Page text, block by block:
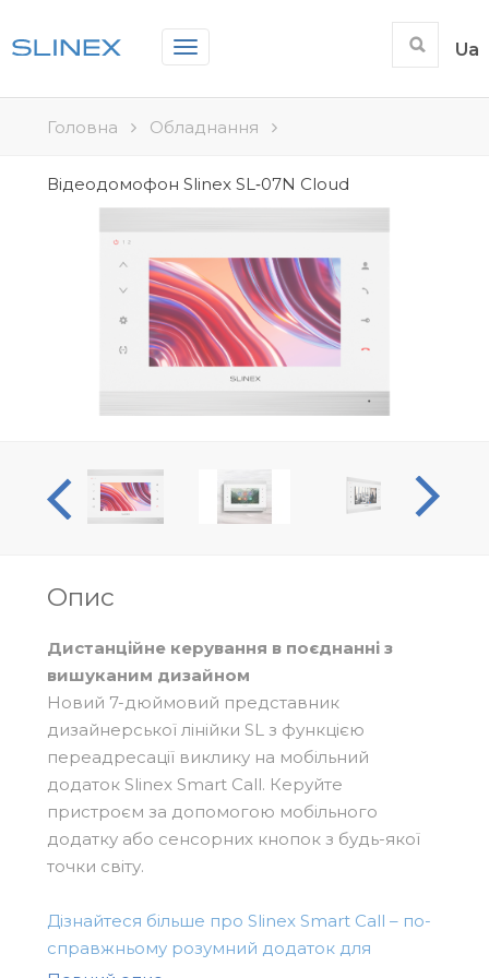
Toggle
navigation
Ua
Головна Обладнання
Відеодомофон Slinex SL‑07N Cloud
Опис
Дистанційне керування в поєднанні з
вишуканим дизайном
Новий 7-дюймовий представник
дизайнерської лінійки SL з функцією
переадресації виклику на мобільний
додаток Slinex Smart Call. Керуйте
пристроєм за допомогою мобільного
додатку або сенсорних кнопок з будь-якої
точки світу.
Дізнайтеся більше про Slinex Smart Call – по-
справжньому розумний додаток для